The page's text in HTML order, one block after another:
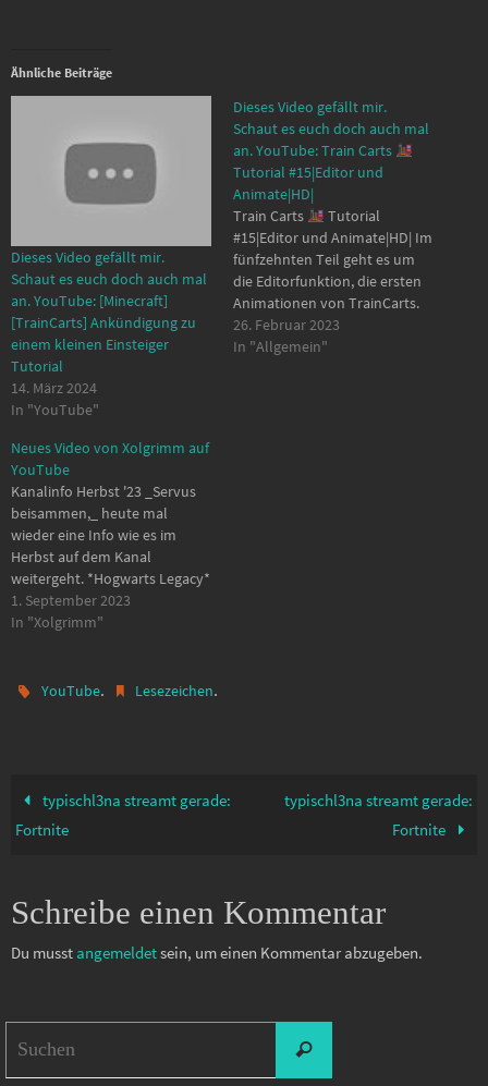
Ähnliche Beiträge
Dieses Video gefällt mir.
Schaut es euch doch auch mal
an. YouTube: [Minecraft]
[TrainCarts] Ankündigung zu
einem kleinen Einsteiger
Tutorial
14. März 2024
In "YouTube"
Dieses Video gefällt mir.
Schaut es euch doch auch mal
an. YouTube: Train Carts
Tutorial #15|Editor und
Animate|HD|
Train Carts
Tutorial
#15|Editor und Animate|HD| Im
fünfzehnten Teil geht es um
die Editorfunktion, die ersten
Animationen von TrainCarts.
Sowie um das Resource Paket
von TrainCarts und was man
26. Februar 2023
In "Allgemein"
Neues Video von Xolgrimm auf
YouTube
Kanalinfo Herbst '23 _Servus
beisammen,_ heute mal
wieder eine Info wie es im
Herbst auf dem Kanal
weitergeht. *Hogwarts Legacy*
- 18 Uhr - Mo, Mi, Fr, So Wir sind
jetzt vor der letzten
Spiel brauche. *Anno 1800* -
1. September 2023
In "Xolgrimm"
YouTube. Lesezeichen.
typischl3na streamt gerade:
Fortnite
typischl3na streamt gerade:
Fortnite
Schreibe einen Kommentar
Du musst angemeldetsein, um einen Kommentar abzugeben.
Suchen